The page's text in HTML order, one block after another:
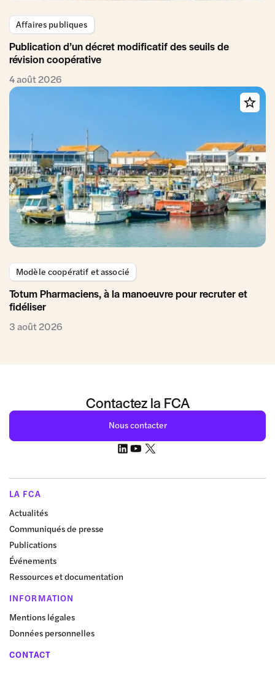
Affaires publiques
Publication d’un décret modificatif des seuils de
révision coopérative
4 août 2026
Modèle coopératif et associé
Totum Pharmaciens, à la manoeuvre pour recruter et
fidéliser
3 août 2026
Contactez la FCA
Nous contacter
LA FCA
Actualités
Communiqués de presse
Publications
Événements
Ressources et documentation
INFORMATION
Mentions légales
Données personnelles
CONTACT